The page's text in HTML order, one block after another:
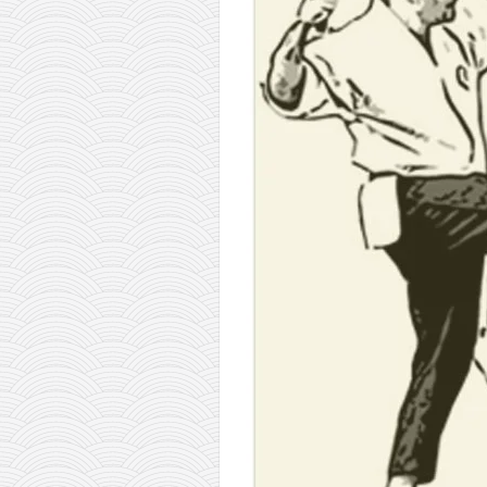
православље
забрањена историја
ћирилица
породичне приче
прота Воја
уместо твитера
календар српски
азбуки и књиге
Окинава карате
најновије на блогу
моје белешке
историја каратеа
бубиши
карате